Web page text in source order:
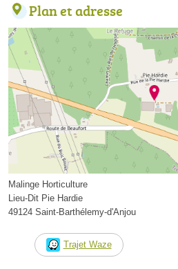
Plan et adresse
Malinge Horticulture
Lieu-Dit Pie Hardie
49124 Saint-Barthélemy-d'Anjou
Trajet Waze